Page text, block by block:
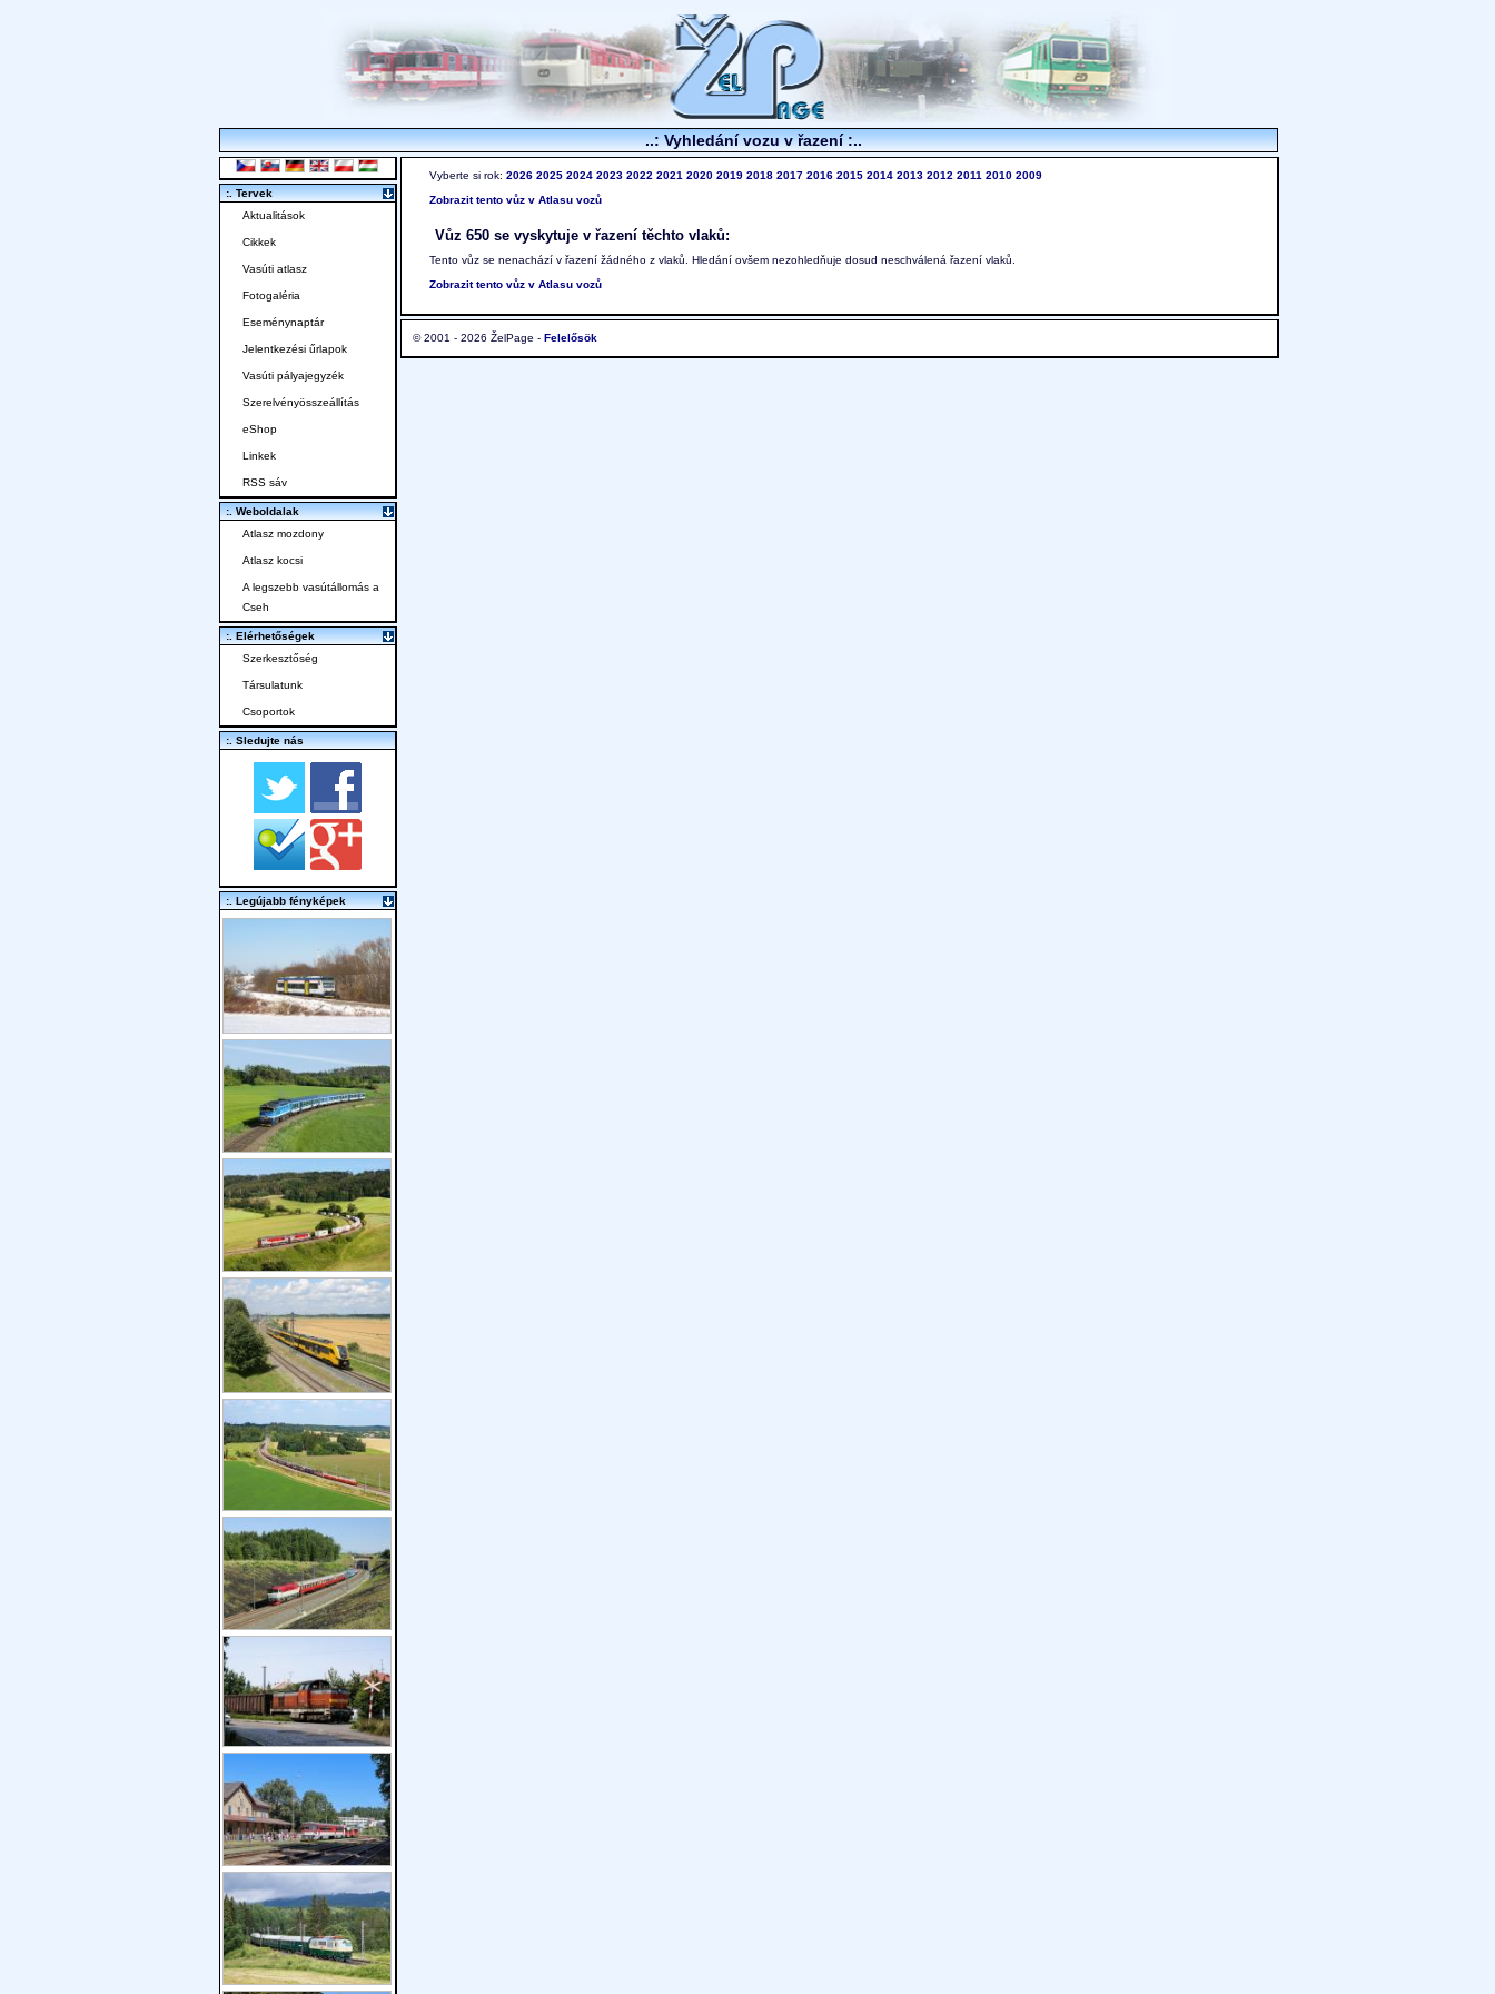
..: Vyhledání vozu v řazení :..
Vyberte si rok: 2026 2025 2024 2023 2022 2021 2020 2019 2018 2017 2016 2015 2014 2013 2012 2011 2010 2009
Zobrazit tento vůz v Atlasu vozů
Vůz 650 se vyskytuje v řazení těchto vlaků:
Tento vůz se nenachází v řazení žádného z vlaků. Hledání ovšem nezohledňuje dosud neschválená řazení vlaků.
Zobrazit tento vůz v Atlasu vozů
© 2001 - 2026 ŽelPage - Felelősök
:. Tervek
Aktualitások
Cikkek
Vasúti atlasz
Fotogaléria
Eseménynaptár
Jelentkezési űrlapok
Vasúti pályajegyzék
Szerelvényösszeállítás
eShop
Linkek
RSS sáv
:. Weboldalak
Atlasz mozdony
Atlasz kocsi
A legszebb vasútállomás a
Cseh
:. Elérhetőségek
Szerkesztőség
Társulatunk
Csoportok
:. Sledujte nás
:. Legújabb fényképek